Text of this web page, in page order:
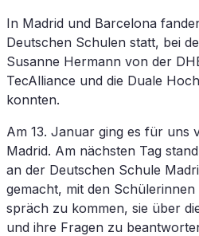
In Ma­drid und Bar­ce­lo­na
Deut­schen Schu­len statt, bei
Su­san­ne Her­mann von der
TecAlliance und die Dua­le
konnten.
Am 13. Ja­nu­ar ging es für uns
Ma­drid. Am nächs­ten Tag
an der Deut­schen Schu­le
ge­macht, mit den
spräch zu kom­men, sie über
und ihre Fra­gen zu